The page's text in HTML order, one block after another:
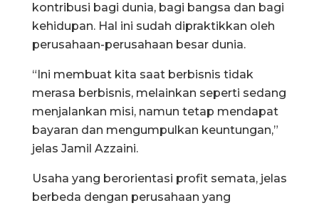
kontribusi bagi dunia, bagi bangsa dan bagi
kehidupan. Hal ini sudah dipraktikkan oleh
perusahaan-perusahaan besar dunia.
“Ini membuat kita saat berbisnis tidak
merasa berbisnis, melainkan seperti sedang
menjalankan misi, namun tetap mendapat
bayaran dan mengumpulkan keuntungan,”
jelas Jamil Azzaini.
Usaha yang berorientasi profit semata, jelas
berbeda dengan perusahaan yang